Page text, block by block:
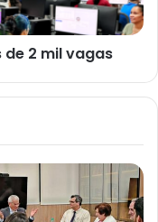
de 2 mil vagas